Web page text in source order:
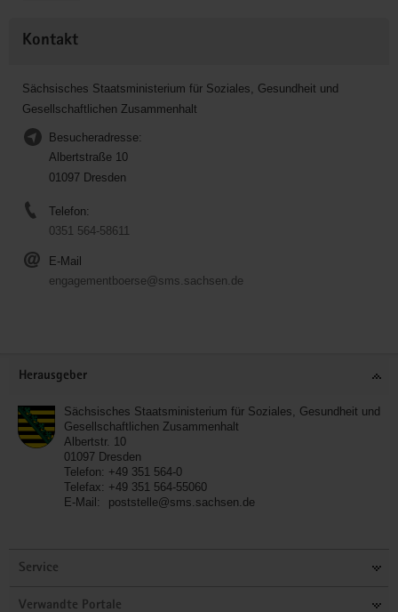
Kontakt
Sächsisches Staatsministerium für Soziales, Gesundheit und
Gesellschaftlichen Zusammenhalt
Besucheradresse:
Albertstraße 10
01097 Dresden
Telefon:
0351 564-58611
E-Mail
engagementboerse@sms.sachsen.de
Herausgeber
Sächsisches Staatsministerium für Soziales, Gesundheit und
Gesellschaftlichen Zusammenhalt
Albertstr. 10
01097 Dresden
Telefon: +49 351 564-0
Telefax: +49 351 564-55060
E-Mail:
poststelle@sms.sachsen.de
Service
Verwandte Portale